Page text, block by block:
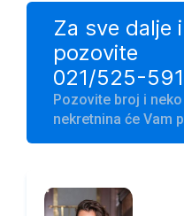
Za sve dalje
pozovite
021/525-591
Pozovite broj i
nekretnina će Vam